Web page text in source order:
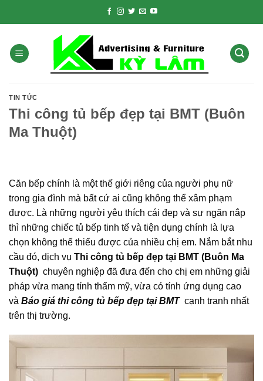
TIN TỨC
Thi công tủ bếp đẹp tại BMT (Buôn
Ma Thuột)
Căn bếp chính là một thế giới riêng của người phụ nữ
trong gia đình mà bất cứ ai cũng không thể xâm phạm
được. Là những người yêu thích cái đẹp và sự ngăn nắp
thì những chiếc tủ bếp tinh tế và tiện dụng chính là lựa
chọn không thể thiếu được của nhiều chị em. Nắm bắt nhu
cầu đó, dịch vụ Thi công tủ bếp đẹp tại BMT (Buôn Ma
Thuột) chuyên nghiệp đã đưa đến cho chị em những giải
pháp vừa mang tính thẩm mỹ, vừa có tính ứng dụng cao
và Báo giá thi công tủ bếp đẹp tại BMT cạnh tranh nhất
trên thị trường.